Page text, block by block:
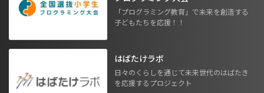
「プログラミング教育」で未来を創造する
子どもたちを応援！！
はばたけラボ
日々のくらしを通じて未来世代のはばたき
を応援するプロジェクト